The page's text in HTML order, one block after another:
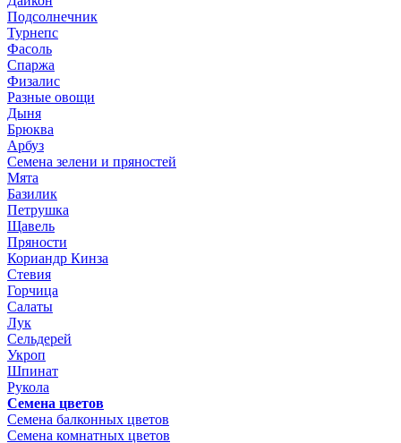
Подсолнечник
Турнепс
Фасоль
Спаржа
Физалис
Разные овощи
Дыня
Брюква
Арбуз
Семена зелени и пряностей
Мята
Базилик
Петрушка
Щавель
Пряности
Кориандр Кинза
Стевия
Горчица
Салаты
Лук
Сельдерей
Укроп
Шпинат
Рукола
Семена цветов
Семена балконных цветов
Семена комнатных цветов